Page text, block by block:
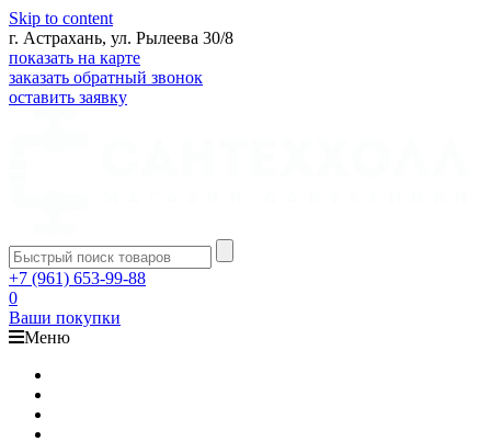
Skip to content
г. Астрахань, ул. Рылеева 30/8
показать на карте
заказать обратный звонок
оставить заявку
+7 (961) 653-99-88
0
Ваши покупки
Меню